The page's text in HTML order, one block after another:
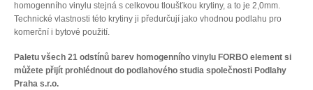
homogenního vinylu stejná s celkovou tloušťkou krytiny, a to je 2,0mm.
Technické vlastnosti této krytiny ji předurčují jako vhodnou podlahu pro
komerční i bytové použití.
Paletu všech 21 odstínů barev homogenního vinylu FORBO element si
můžete přijít prohlédnout do podlahového studia společnosti Podlahy
Praha s.r.o.